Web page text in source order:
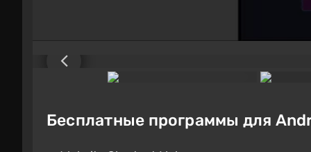
Бесплатные программы для